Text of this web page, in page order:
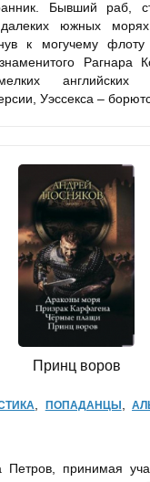
Бывший раб,
южных
к могучему флоту
Рагнара
английских
Уэссекса –
Принц воров
ПОПАДАНЦЫ ,
Петров, принимая